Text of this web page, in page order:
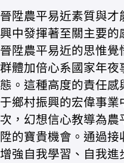
晉陞農平易近素質與
興中發揮著至關主要
晉陞農平易近的思惟
群體加倍心系國家年
態。這種高度的責任
于鄉村振興的宏偉事
次，幻想信心教導為
陞的寶貴機會。通過
增強自我學習、自我